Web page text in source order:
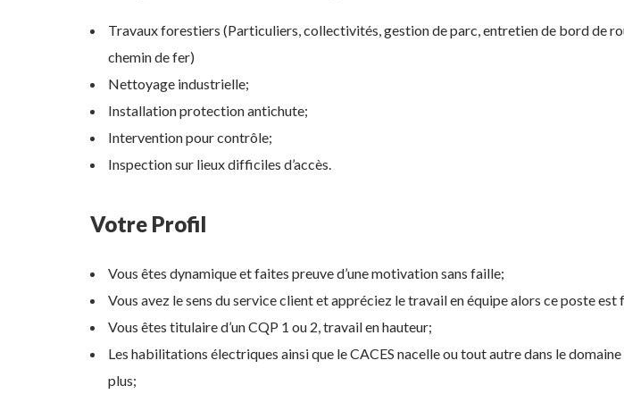
Travaux forestiers (Particuliers, collectivités, gestion de parc, entretien de bord de
chemin de fer)
Nettoyage industrielle;
Installation protection antichute;
Intervention pour contrôle;
Inspection sur lieux difficiles d’accès.
Votre Profil
Vous êtes dynamique et faites preuve d’une motivation sans faille;
Vous avez le sens du service client et appréciez le travail en équipe alors ce poste est
Vous êtes titulaire d’un CQP 1 ou 2, travail en hauteur;
Les habilitations électriques ainsi que le CACES nacelle ou tout autre dans le
plus;